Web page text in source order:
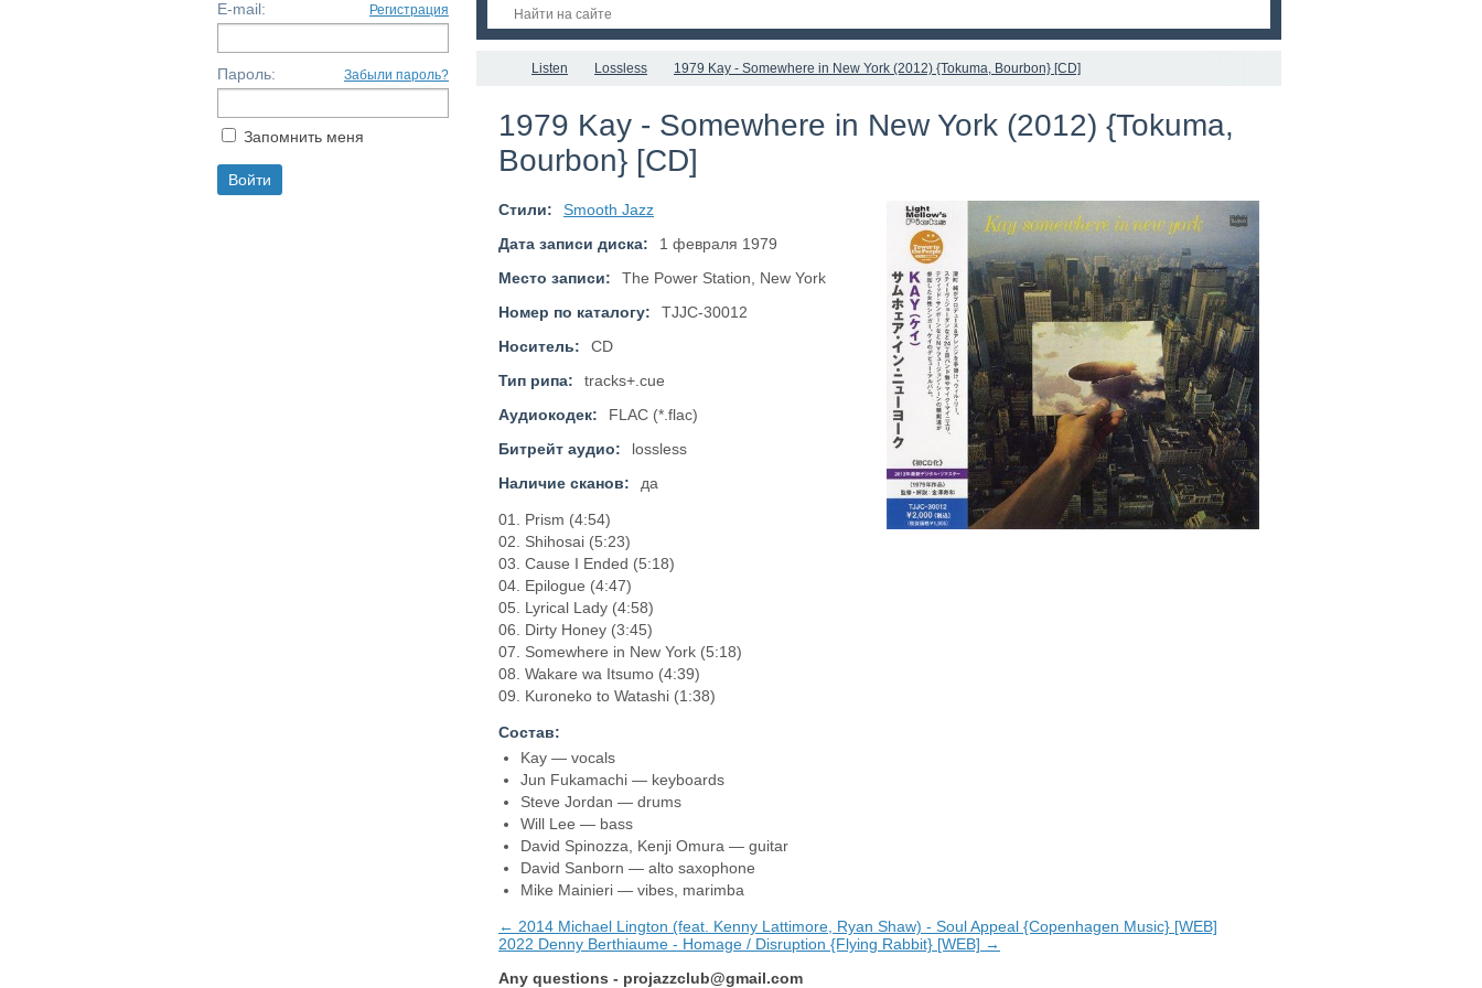
Listen Lossless 1979 Kay - Somewhere in New York (2012) {Tokuma, Bourbon} [CD]
1979 Kay - Somewhere in New York (2012) {Tokuma,
Bourbon} [CD]
Стили:
Smooth Jazz
Дата записи диска:
1 февраля 1979
Место записи:
The Power Station, New York
Номер по каталогу:
TJJC-30012
Носитель:
CD
Тип рипа:
tracks+.cue
Аудиокодек:
FLAC (*.flac)
Битрейт аудио:
lossless
Наличие сканов:
да
01. Prism (4:54)
02. Shihosai (5:23)
03. Cause I Ended (5:18)
04. Epilogue (4:47)
05. Lyrical Lady (4:58)
06. Dirty Honey (3:45)
07. Somewhere in New York (5:18)
08. Wakare wa Itsumo (4:39)
09. Kuroneko to Watashi (1:38)
Состав:
Kay — vocals
Jun Fukamachi — keyboards
Steve Jordan — drums
Will Lee — bass
David Spinozza, Kenji Omura — guitar
David Sanborn — alto saxophone
Mike Mainieri — vibes, marimba
← 2014 Michael Lington (feat. Kenny Lattimore, Ryan Shaw) - Soul Appeal {Copenhagen Music} [WEB]
2022 Denny Berthiaume - Homage / Disruption {Flying Rabbit} [WEB] →
Any questions - projazzclub@gmail.com
E-mail: Регистрация
Пароль: Забыли пароль?
Запомнить меня